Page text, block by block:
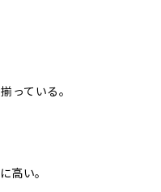
っている。
高い。